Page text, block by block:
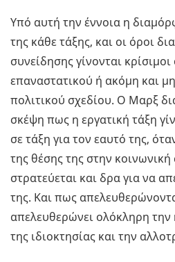
Υπό αυτή την έννοια η
της κάθε τάξης, και οι όροι
συνείδησης γίνονται
επαναστατικού ή ακόμη και
πολιτικού σχεδίου. Ο Μαρξ
σκέψη πως η εργατική τάξη
σε τάξη για τον εαυτό της,
της θέσης της στην
στρατεύεται και δρα για να
της. Και πως
απελευθερώνει ολόκληρη
της ιδιοκτησίας και την